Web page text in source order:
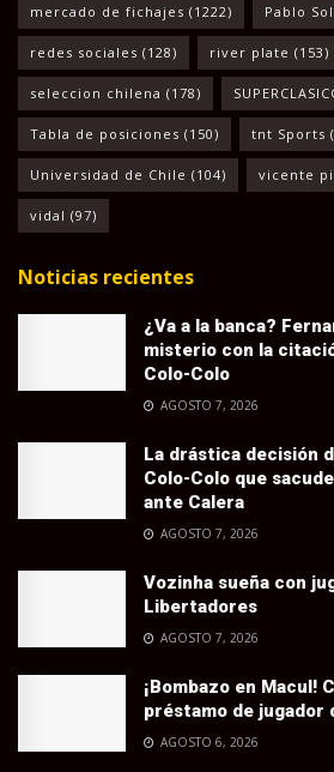
mercado de fichajes (1222) Pablo
redes sociales (128) river plate (153)
seleccion chilena (178)
Tabla de posiciones (150) tnt Sports
Universidad de Chile (104) vicente
vidal (97)
Noticias recientes
¿Va a la banca?
misterio con la
Colo-Colo
AGOSTO 7, 2026
La drástica decisión
Colo-Colo que
ante Calera
AGOSTO 7, 2026
Vozinha sueña con
Libertadores
AGOSTO 7, 2026
¡Bombazo en Macul!
préstamo de jugador
AGOSTO 6, 2026